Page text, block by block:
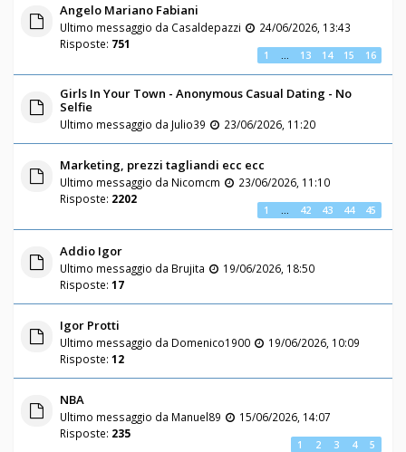
Angelo Mariano Fabiani
Ultimo messaggio da Casaldepazzi
24/06/2026, 13:43
Risposte: 751
1 13 14 15 16
Girls In Your Town - Anonymous Casual Dating - No
Selfie
Ultimo messaggio da Julio39 23/06/2026, 11:20
Marketing, prezzi tagliandi ecc ecc
Ultimo messaggio da Nicomcm
23/06/2026, 11:10
Risposte: 2202
1 42 43 44 45
Addio Igor
Ultimo messaggio da Brujita
19/06/2026, 18:50
Risposte: 17
Igor Protti
Ultimo messaggio da Domenico1900
19/06/2026, 10:09
Risposte: 12
NBA
Ultimo messaggio da Manuel89
15/06/2026, 14:07
Risposte: 235
1 2 3 4 5